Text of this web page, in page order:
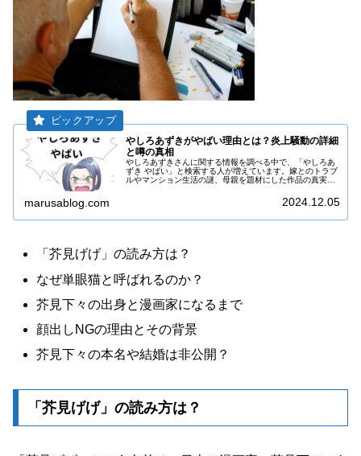
やしろあずきがやばい理由とは？炎上騒動の詳細
と噂の真相
やしろあずきさんに関する情報を調べる中で、「やしろあ
ずき やばい」と検索する人が増えています。嫁とのトラブ
ルやマンション生活の謎、母親を題材にした作品の真実、
marusablog.com 2024.12.05
「芥見げげ」の読み方は？
なぜ単眼猫と呼ばれるのか？
芥見下々の出身と漫画家になるまで
顔出しNGの理由とその背景
芥見下々の本名や結婚は非公開？
「芥見げげ」の読み方は？